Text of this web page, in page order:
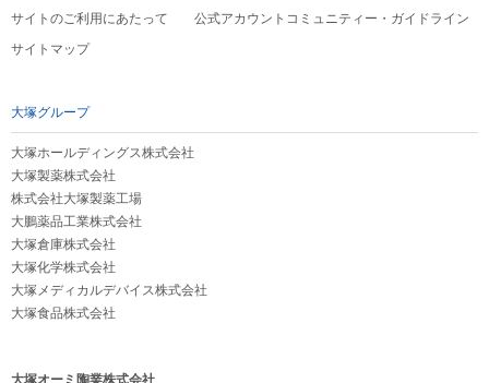
サイトのご利用にあたって
公式アカウントコミュニティー・ガイドライン
サイトマップ
大塚グループ
大塚ホールディングス株式会社
大塚製薬株式会社
株式会社大塚製薬工場
大鵬薬品工業株式会社
大塚倉庫株式会社
大塚化学株式会社
大塚メディカルデバイス株式会社
大塚食品株式会社